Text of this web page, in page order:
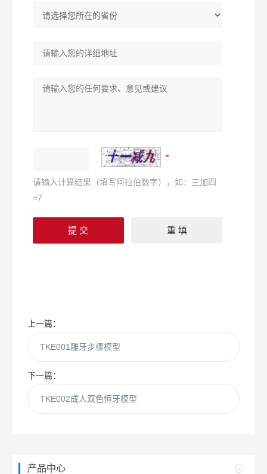
请输入计算结果（填写阿拉伯数字），如：三加四
=7
上一篇：
TKE001雕牙步骤模型
下一篇：
TKE002成人双色恒牙模型
产品中心